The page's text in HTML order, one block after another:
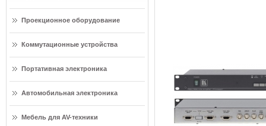
Проекционное оборудование
Коммутационные устройства
Портативная электроника
Автомобильная электроника
Мебель для AV-техники